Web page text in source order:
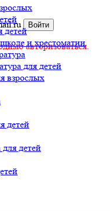
детей
и хрестоматии
для детей
взрослых
детей
для детей
авторизоваться.